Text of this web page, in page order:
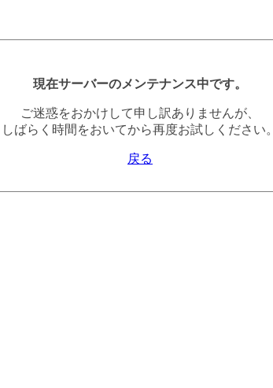
現在サーバーのメンテナンス中です。
ご迷惑をおかけして申し訳ありませんが、
しばらく時間をおいてから再度お試しください。
戻る